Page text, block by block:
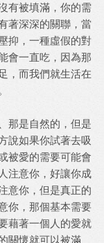
有被填滿，你的需
著深深的關聯，當
抑，一種虛假的對
會一直吃，因為那
，而我們就生活在
是自然的，但是
說如果你試著去吸
被愛的需要可能會
注意你，好讓你成
意你，但是真正的
你，那個基本需要
藉著一個人的愛就
關懷就可以被滿